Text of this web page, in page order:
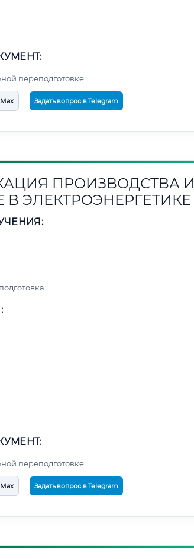
переподготовке
Задать вопрос в Telegram
ПРОИЗВОДСТВА И
ЭЛЕКТРОЭНЕРГЕТИКЕ
переподготовке
Задать вопрос в Telegram